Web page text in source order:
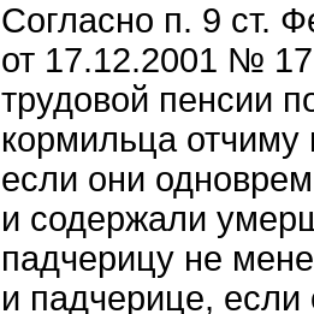
Согласно п. 9 ст.
от 17.12.2001 №
трудовой пенсии
кормильца
если они
и содержали
падчерицу не
и падчерице, если